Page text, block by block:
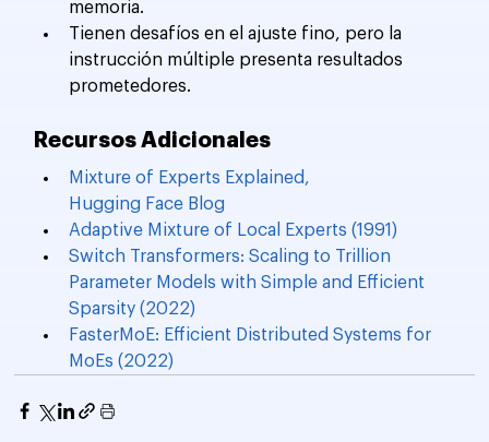
memoria.
Tienen desafíos en el ajuste fino, pero la
instrucción múltiple presenta resultados
prometedores.
Recursos Adicionales
Mixture of Experts Explained,
Hugging Face Blog
Adaptive Mixture of Local Experts (1991)
Switch Transformers: Scaling to Trillion
Parameter Models with Simple and Efficient
Sparsity (2022)
FasterMoE: Efficient Distributed Systems for
MoEs (2022)